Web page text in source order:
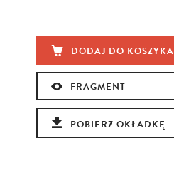
DODAJ DO KOSZYKA
FRAGMENT
POBIERZ OKŁADKĘ